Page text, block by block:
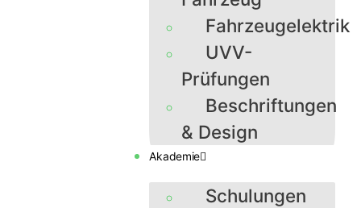
Fahrzeugelektrik
UVV-
Prüfungen
Beschriftungen
& Design
Akademie
Schulungen